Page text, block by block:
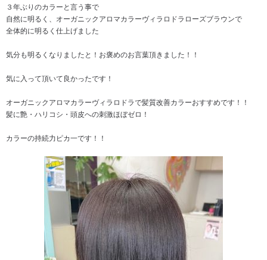
３年ぶりのカラーと言う事で
自然に明るく、オーガニックアロマカラーヴィラロドラローズブラウンで
全体的に明るく仕上げました
気分も明るくなりましたと！お褒めのお言葉頂きました！！
気に入って頂いて良かったです！
オーガニックアロマカラーヴィラロドラで髪質改善カラーおすすめです！！
髪に艶・ハリコシ・頭皮への刺激ほぼゼロ！
カラーの持続力ピカ一です！！